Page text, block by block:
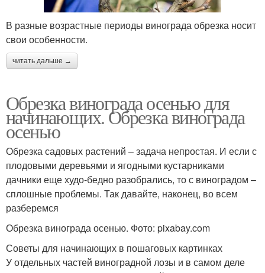
В разные возрастные периоды винограда обрезка носит
свои особенности.
читать дальше →
Обрезка винограда осенью для
начинающих. Обрезка винограда
осенью
Обрезка садовых растений – задача непростая. И если с
плодовыми деревьями и ягодными кустарниками
дачники еще худо-бедно разобрались, то с виноградом –
сплошные проблемы. Так давайте, наконец, во всем
разберемся
Обрезка винограда осенью. Фото: pixabay.com
Советы для начинающих в пошаговых картинках
У отдельных частей виноградной лозы и в самом деле